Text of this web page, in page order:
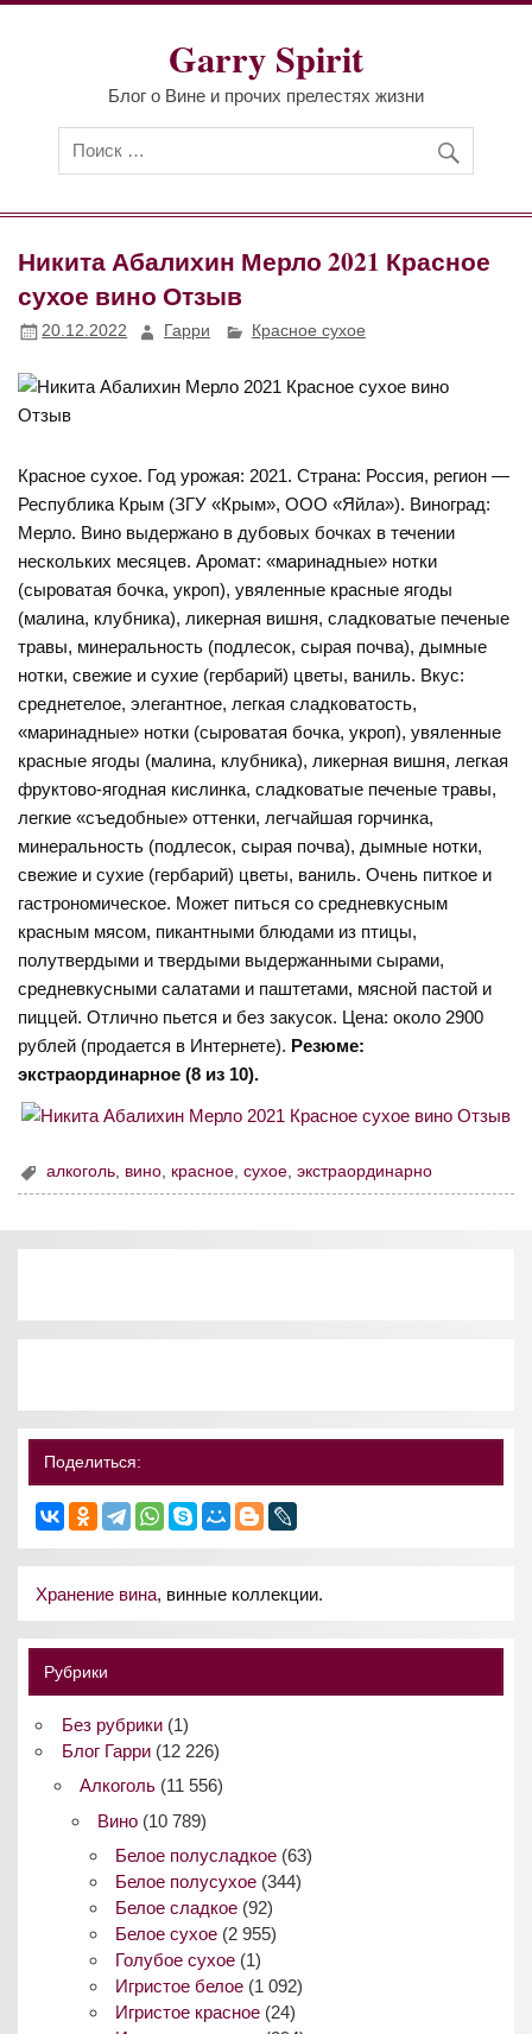
Перейти
Garry Spirit
Блог о Вине и прочих прелестях жизни
Никита Абалихин Мерло 2021 Красное
сухое вино Отзыв
20.12.2022 Гарри Красное сухое
Красное сухое. Год урожая: 2021. Страна: Россия, регион —
Республика Крым (ЗГУ «Крым», ООО «Яйла»). Виноград:
Мерло. Вино выдержано в дубовых бочках в течении
нескольких месяцев. Аромат: «маринадные» нотки
(сыроватая бочка, укроп), увяленные красные ягоды
(малина, клубника), ликерная вишня, сладковатые печеные
травы, минеральность (подлесок, сырая почва), дымные
нотки, свежие и сухие (гербарий) цветы, ваниль. Вкус:
среднетелое, элегантное, легкая сладковатость,
«маринадные» нотки (сыроватая бочка, укроп), увяленные
красные ягоды (малина, клубника), ликерная вишня, легкая
фруктово-ягодная кислинка, сладковатые печеные травы,
легкие «съедобные» оттенки, легчайшая горчинка,
минеральность (подлесок, сырая почва), дымные нотки,
свежие и сухие (гербарий) цветы, ваниль. Очень питкое и
гастрономическое. Может питься со средневкусным
красным мясом, пикантными блюдами из птицы,
полутвердыми и твердыми выдержанными сырами,
средневкусными салатами и паштетами, мясной пастой и
пиццей. Отлично пьется и без закусок. Цена: около 2900
рублей (продается в Интернете). Резюме:
экстраординарное (8 из 10).
алкоголь, вино, красное,сухое,экстраординарно
Поделиться:
Хранение вина, винные коллекции.
Рубрики
Без рубрики(1)
Блог Гарри(12 226)
Алкоголь(11 556)
Вино(10 789)
Белое полусладкое (63)
Белое полусухое (344)
Белое сладкое (92)
Белое сухое (2 955)
Голубое сухое (1)
Игристое белое (1 092)
Игристое красное (24)